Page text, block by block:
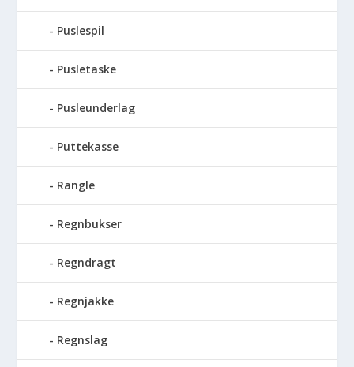
Puslespil
Pusletaske
Pusleunderlag
Puttekasse
Rangle
Regnbukser
Regndragt
Regnjakke
Regnslag